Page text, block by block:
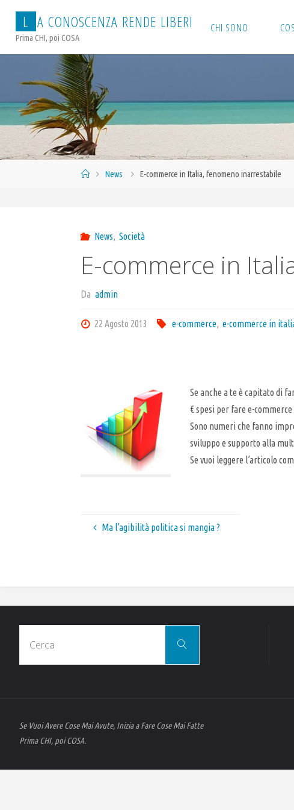
contenuto
L A CONOSCENZA RENDE LIBERI
Prima CHI, poi COSA
CHI SONO
HomeNews E-commerce in Italia, fenomeno inarrestabile
News, Società
E-commerce in
Da admin
22 Agosto 2013 e-commerce, e-commerce in
Se anche a te è capitato di
€ spesi per fare e-
Sono numeri che fanno
sviluppo e supporto alla
Se vuoi leggere l’articolo
Ma l’agibilità politica si mangia ?
Cerca
Se Vuoi Avere Cose Mai Avute, Inizia a Fare Cose Mai Fatte
Prima CHI, poi COSA.